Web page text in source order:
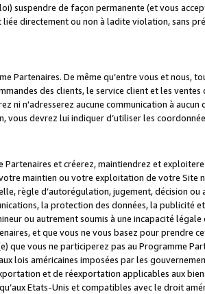
suspendre de façon permanente (et vous
directement ou non à ladite violation, sans
Partenaires. De même qu’entre vous et nous,
des clients, le service client et les ventes
n'adresserez aucune communication à aucun
devrez lui indiquer d’utiliser les
et créerez, maintiendrez et
maintien ou votre exploitation de votre Site
règle d’autorégulation, jugement, décision ou
la protection des données, la publicité
ou autrement soumis à une incapacité
et que vous ne vous basez pour prendre
vous ne participerez pas au Programme
lois américaines imposées par les
et de réexportation applicables aux
Etats-Unis et compatibles avec le droit